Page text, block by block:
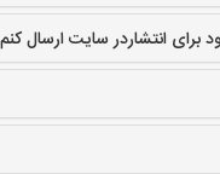
انتشاردر سایت ارسال کنم